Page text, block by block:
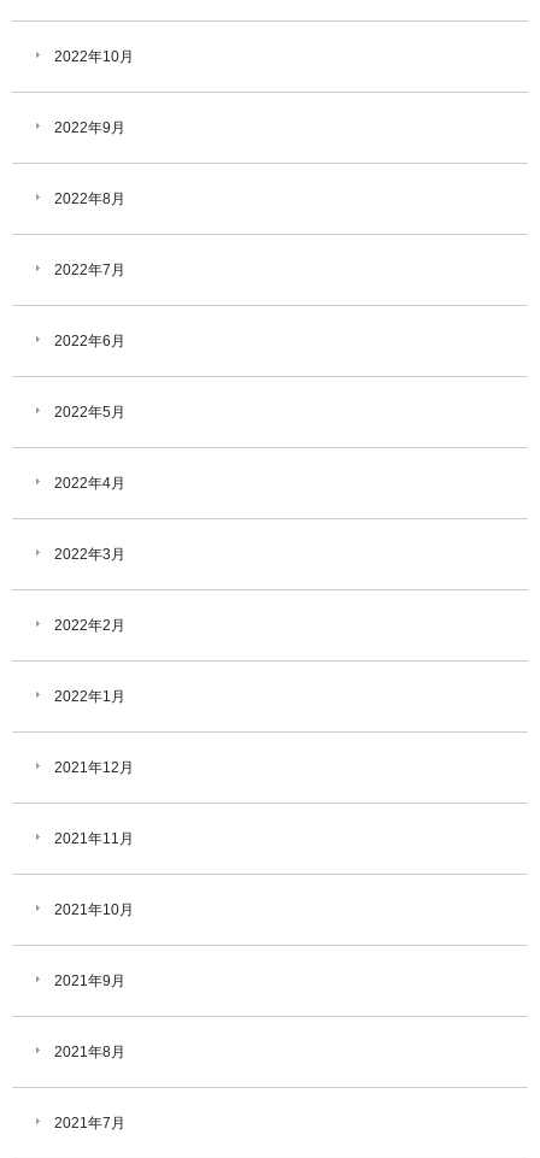
2022年10月
2022年9月
2022年8月
2022年7月
2022年6月
2022年5月
2022年4月
2022年3月
2022年2月
2022年1月
2021年12月
2021年11月
2021年10月
2021年9月
2021年8月
2021年7月